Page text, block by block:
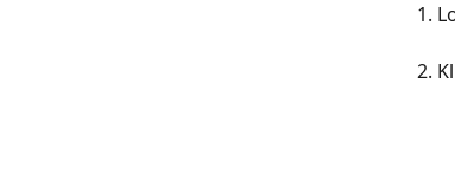
​​​​​​​​​​​​1.
​​​​​​​​​​​​2.